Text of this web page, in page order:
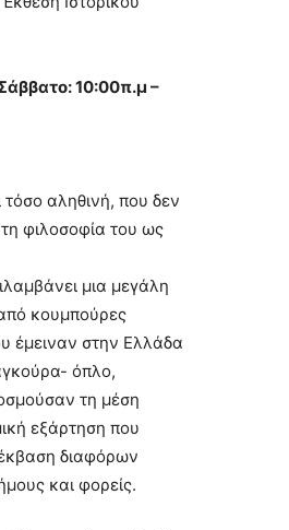
10:00π.μ –
αληθινή, που δεν
φιλοσοφία του ως
μια μεγάλη
κουμπούρες
έμειναν στην Ελλάδα
όπλο,
τη μέση
εξάρτηση που
διαφόρων
και φορείς.